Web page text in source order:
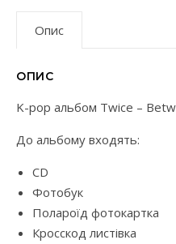
Опис
ОПИС
K-pop альбом Twice –
До альбому входять:
CD
Фотобук
Полароїд фотокартка
Кросскод листівка